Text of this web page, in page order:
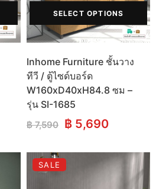
12,100.
SELECT OPTIONS
Inhome Furniture ชั้นวาง
ทีวี / ตู้ไซด์บอร์ด
W160xD40xH84.8 ซม –
รุ่น SI-1685
฿7,590 Original
was:
฿ 7,590.
฿ 5,690Current
is:
฿ 5,690.
SALE